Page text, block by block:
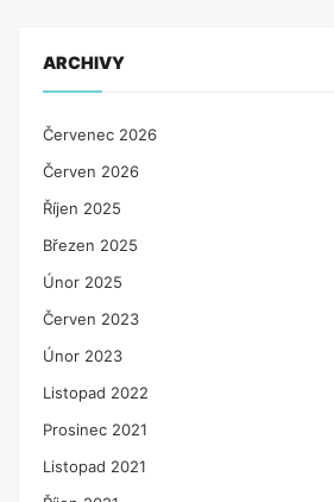
ARCHIVY
Červenec 2026
Červen 2026
Říjen 2025
Březen 2025
Únor 2025
Červen 2023
Únor 2023
Listopad 2022
Prosinec 2021
Listopad 2021